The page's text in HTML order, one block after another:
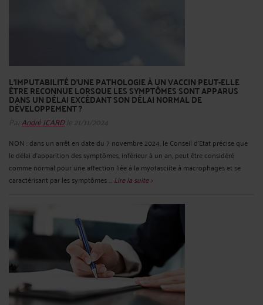
L’IMPUTABILITÉ D’UNE PATHOLOGIE À UN VACCIN PEUT-ELLE
ÊTRE RECONNUE LORSQUE LES SYMPTÔMES SONT APPARUS
DANS UN DÉLAI EXCÉDANT SON DÉLAI NORMAL DE
DÉVELOPPEMENT ?
ParAndré ICARDle 21/11/2024
NON : dans un arrêt en date du 7 novembre 2024, le Conseil d’Etat précise que
le délai d’apparition des symptômes, inférieur à un an, peut être considéré
comme normal pour une affection liée à la myofasciite à macrophages et se
caractérisant par les symptômes ... Lire la suite >